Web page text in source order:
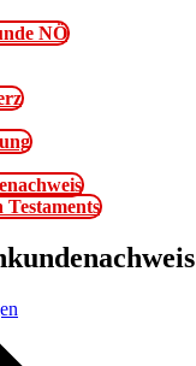
NÖ
Testaments